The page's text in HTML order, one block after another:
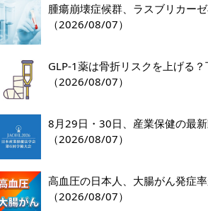
腫瘍崩壊症候群、ラスブリカー
（2026/08/07）
GLP-1薬は骨折リスクを上げる？
（2026/08/07）
8月29日・30日、産業保健の最
（2026/08/07）
高血圧の日本人、大腸がん発症
（2026/08/07）